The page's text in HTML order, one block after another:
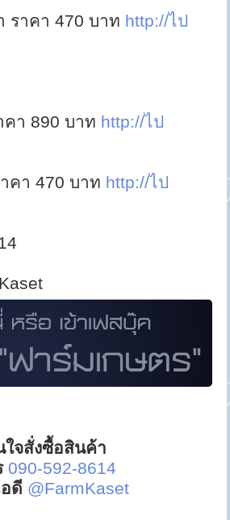
ราคา 470 บาท http://ไป
า 890 บาท http://ไป
คา 470 บาท http://ไป
ใจสั่งซื้อสินค้า
090-592-8614
ดี @FarmKaset